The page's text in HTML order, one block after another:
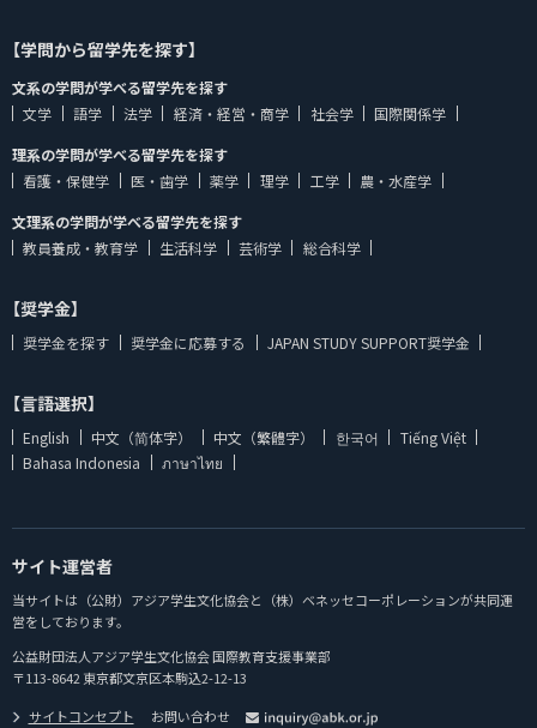
【学問から留学先を探す】
文系の学問が学べる留学先を探す
文学
語学 法学 経済・経営・商学 社会学
国際関係学
理系の学問が学べる留学先を探す
看護・保健学
医・歯学 薬学 理学 工学
農・水産学
文理系の学問が学べる留学先を探す
教員養成・教育学
生活科学 芸術学 総合科学
【奨学金】
奨学金を探す 奨学金に応募する JAPAN STUDY SUPPORT奨学金
【言語選択】
English 中文（简体字） 中文（繁體字） 한국어
Tiếng Việt
Bahasa Indonesia
ภาษาไทย
サイト運営者
当サイトは（公財）アジア学生文化協会と（株）ベネッセコーポレーションが共同運
営をしております。
公益財団法人アジア学生文化協会 国際教育支援事業部
〒113-8642 東京都文京区本駒込2-12-13
サイトコンセプト
お問い合わせ